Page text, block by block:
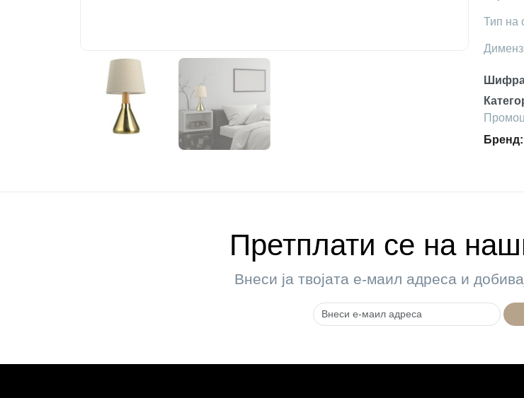
Тип на
Бренд:
Претплати се на
Внеси ја твојата е-маил адреса и